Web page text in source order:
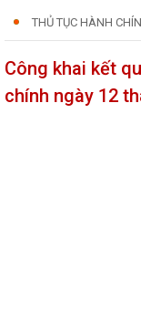
THỦ TỤC HÀNH
Công khai kết
chính ngày 12